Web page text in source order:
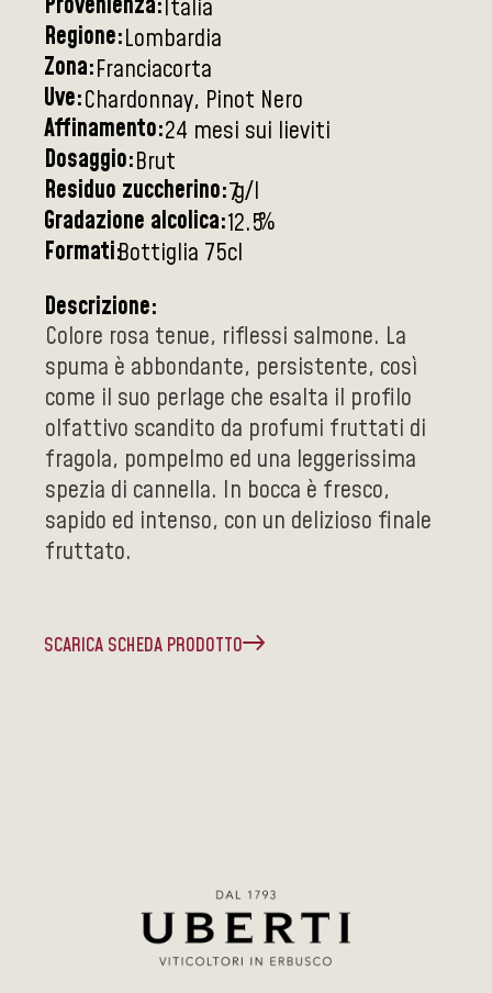
Italia
Regione:Lombardia
Zona:Franciacorta
Uve:Chardonnay, Pinot Nero
Affinamento:24 mesi sui lieviti
Dosaggio:Brut
Residuo zuccherino:7g/l
Gradazione alcolica:12.5%
Formati:Bottiglia 75cl
Descrizione:
Colore rosa tenue, riflessi salmone. La
spuma è abbondante, persistente, così
come il suo perlage che esalta il profilo
olfattivo scandito da profumi fruttati di
fragola, pompelmo ed una leggerissima
spezia di cannella. In bocca è fresco,
sapido ed intenso, con un delizioso finale
fruttato.
SCARICA SCHEDA PRODOTTO